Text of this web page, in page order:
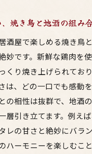
味わう最高の焼き鳥
相性抜群の鳥料理
での楽しいひととき
が主役の梅田夜
料理と共に飲む喜び
での新たな居酒屋発見
焼き鳥と地酒の組み
酒屋で楽しめる焼き鳥
妙です。新鮮な鶏肉を
くり焼き上げられてお
は、どの一口でも感動を
の相性は抜群で、地酒
層引き立てます。例え
レの甘さと絶妙にバラ
ハーモニーを楽しむこ